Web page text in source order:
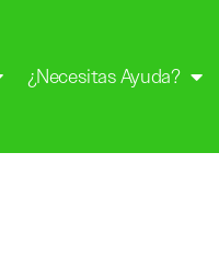
¿Necesitas Ayuda?